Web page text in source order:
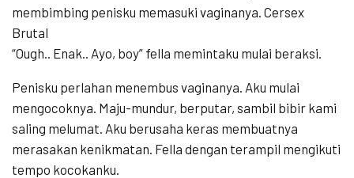
membimbing penisku memasuki vaginanya. Cersex
Brutal
“Ough.. Enak.. Ayo, boy” fella memintaku mulai beraksi.
Penisku perlahan menembus vaginanya. Aku mulai
mengocoknya. Maju-mundur, berputar, sambil bibir kami
saling melumat. Aku berusaha keras membuatnya
merasakan kenikmatan. Fella dengan terampil mengikuti
tempo kocokanku.